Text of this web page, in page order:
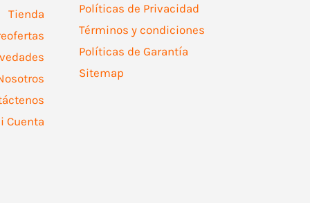
Tienda
Cuenta
Políticas de Privacidad
Términos y condiciones
Políticas de Garantía
Sitemap